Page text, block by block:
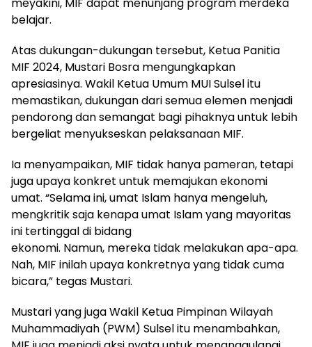
meyakini, MIF dapat menunjang program merdeka
belajar.
Atas dukungan-dukungan tersebut, Ketua Panitia
MIF 2024, Mustari Bosra mengungkapkan
apresiasinya. Wakil Ketua Umum MUI Sulsel itu
memastikan, dukungan dari semua elemen menjadi
pendorong dan semangat bagi pihaknya untuk lebih
bergeliat menyukseskan pelaksanaan MIF.
Ia menyampaikan, MIF tidak hanya pameran, tetapi
juga upaya konkret untuk memajukan ekonomi
umat. “Selama ini, umat Islam hanya mengeluh,
mengkritik saja kenapa umat Islam yang mayoritas
ini tertinggal di bidang
ekonomi. Namun, mereka tidak melakukan apa-apa.
Nah, MIF inilah upaya konkretnya yang tidak cuma
bicara,” tegas Mustari.
Mustari yang juga Wakil Ketua Pimpinan Wilayah
Muhammadiyah (PWM) Sulsel itu menambahkan,